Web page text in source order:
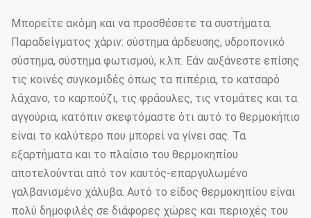
Μπορείτε ακόμη και να προσθέσετε τα συστήματα.
Παραδείγματος χάριν: σύστημα άρδευσης, υδροπονικό
σύστημα, σύστημα φωτισμού, κ.λπ. Εάν αυξάνεστε επίσης
τις κοινές συγκομιδές όπως τα πιπέρια, το κατσαρό
λάχανο, το καρπούζι, τις φράουλες, τις ντομάτες και τα
αγγούρια, κατόπιν σκεφτόμαστε ότι αυτό το θερμοκήπιο
είναι το καλύτερο που μπορεί να γίνει σας. Τα
εξαρτήματα και το πλαίσιο του θερμοκηπίου
αποτελούνται από τον καυτός-επαργυλωμένο
γαλβανισμένο χάλυβα. Αυτό το είδος θερμοκηπίου είναι
πολύ δημοφιλές σε διάφορες χώρες και περιοχές του